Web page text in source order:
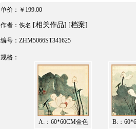
单价： ￥ 199.00
作者：佚名 [相关作品] [档案]
编号：ZHM5066ST341625
规格：
A:：60*60CM金色
B:：